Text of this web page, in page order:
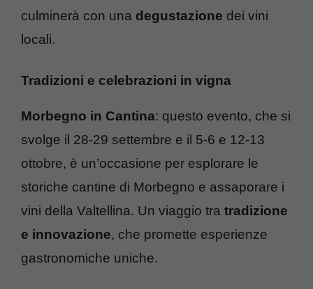
culminerà con una degustazione dei vini
locali.
Tradizioni e celebrazioni in vigna
Morbegno in Cantina: questo evento, che si
svolge il 28-29 settembre e il 5-6 e 12-13
ottobre, è un’occasione per esplorare le
storiche cantine di Morbegno e assaporare i
vini della Valtellina. Un viaggio tra tradizione
e innovazione, che promette esperienze
gastronomiche uniche.